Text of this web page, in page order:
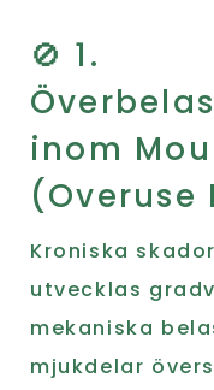
🚫 1.
inom
(Overuse
Kroniska
utvecklas
mekaniska
mjukdelar